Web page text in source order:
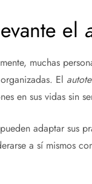
el
muchas
El
en sus vidas sin
adaptar sus
a sí mismos